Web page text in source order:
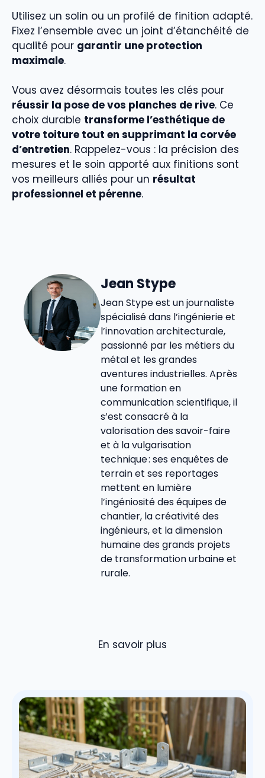
Utilisez un solin ou un profilé de finition adapté.
Fixez l’ensemble avec un joint d’étanchéité de
qualité pour garantir une protection
maximale.
Vous avez désormais toutes les clés pour
réussir la pose de vos planches de rive. Ce
choix durable transforme l’esthétique de
votre toiture tout en supprimant la corvée
d’entretien. Rappelez-vous : la précision des
mesures et le soin apporté aux finitions sont
vos meilleurs alliés pour un résultat
professionnel et pérenne.
Jean Stype
Jean Stype est un journaliste
spécialisé dans l’ingénierie et
l’innovation architecturale,
passionné par les métiers du
métal et les grandes
aventures industrielles. Après
une formation en
communication scientifique, il
s’est consacré à la
valorisation des savoir-faire
et à la vulgarisation
technique : ses enquêtes de
terrain et ses reportages
mettent en lumière
l’ingéniosité des équipes de
chantier, la créativité des
ingénieurs, et la dimension
humaine des grands projets
de transformation urbaine et
rurale.
En savoir plus